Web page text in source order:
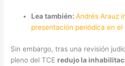
Lea también:Andrés Arauz
presentación periódica en el
Sin embargo, tras una revisión
pleno del TCE redujo la